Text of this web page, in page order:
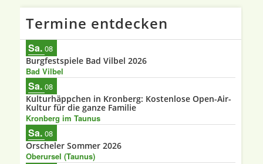
Termine entdecken
Sa. 08
Burgfestspiele Bad Vilbel 2026
Bad Vilbel
Sa. 08
Kulturhäppchen in Kronberg: Kostenlose Open-Air-
Kultur für die ganze Familie
Kronberg im Taunus
Sa. 08
Orscheler Sommer 2026
Oberursel (Taunus)